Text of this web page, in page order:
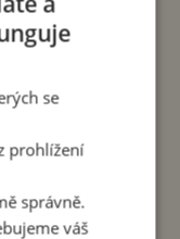
68 cm.
a XL.Délka
70 cm.
Lem: 90
se
prohlížení
správně.
váš